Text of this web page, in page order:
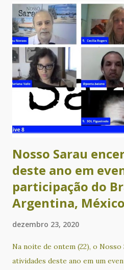
Nosso Sarau
deste ano em
participação do
Argentina,
dezembro 23, 2020
Na noite de ontem (22), o Nosso
atividades deste ano em um